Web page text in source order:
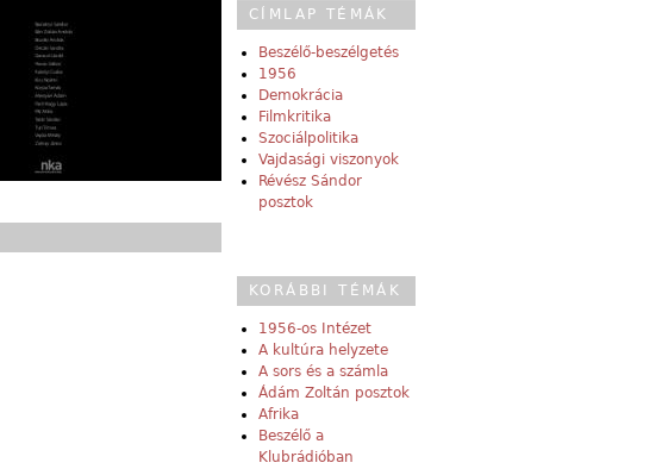
CÍMLAP TÉMÁK
Beszélő-beszélgetés
1956
Demokrácia
Filmkritika
Szociálpolitika
Vajdasági viszonyok
Révész Sándor
posztok
KORÁBBI TÉMÁK
1956-os Intézet
A kultúra helyzete
A sors és a számla
Ádám Zoltán posztok
Afrika
Beszélő a
Klubrádióban